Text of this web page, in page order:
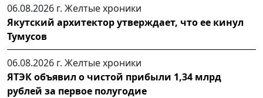
06.08.2026 г. Желтые хроники
Якутский архитектор утверждает, что ее кинул
Тумусов
06.08.2026 г. Желтые хроники
ЯТЭК объявил о чистой прибыли 1,34 млрд
рублей за первое полугодие